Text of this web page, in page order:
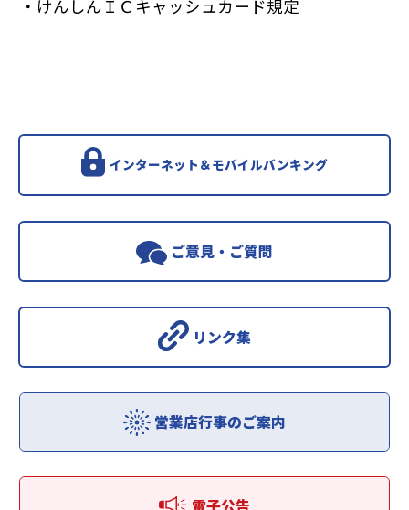
・けんしんＩＣキャッシュカード規定
インターネット＆モバイルバンキング
ご意見・ご質問
リンク集
営業店行事のご案内